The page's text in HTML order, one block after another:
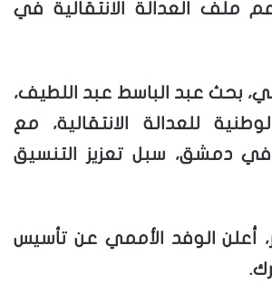
ملف العدالة الانتقالية في
بحث عبد الباسط عبد اللطيف،
للعدالة الانتقالية، مع
في دمشق، سبل تعزيز التنسيق
أعلن الوفد الأممي عن تأسيس